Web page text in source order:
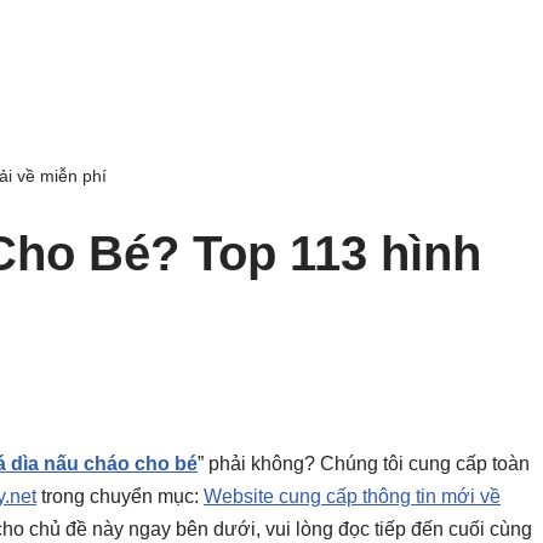
về miễn phí
Bé? Top 113 hình
dìa nấu cháo cho bé” phải không? Chúng tôi cung cấp toàn
trong chuyển mục: Website cung cấp thông tin mới về
chủ đề này ngay bên dưới, vui lòng đọc tiếp đến cuối cùng